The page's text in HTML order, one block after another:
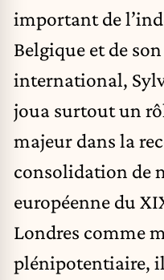
important de
Belgique et de
international,
joua surtout un
majeur dans la
consolidation de
européenne du
Londres comme
plénipotentiaire,